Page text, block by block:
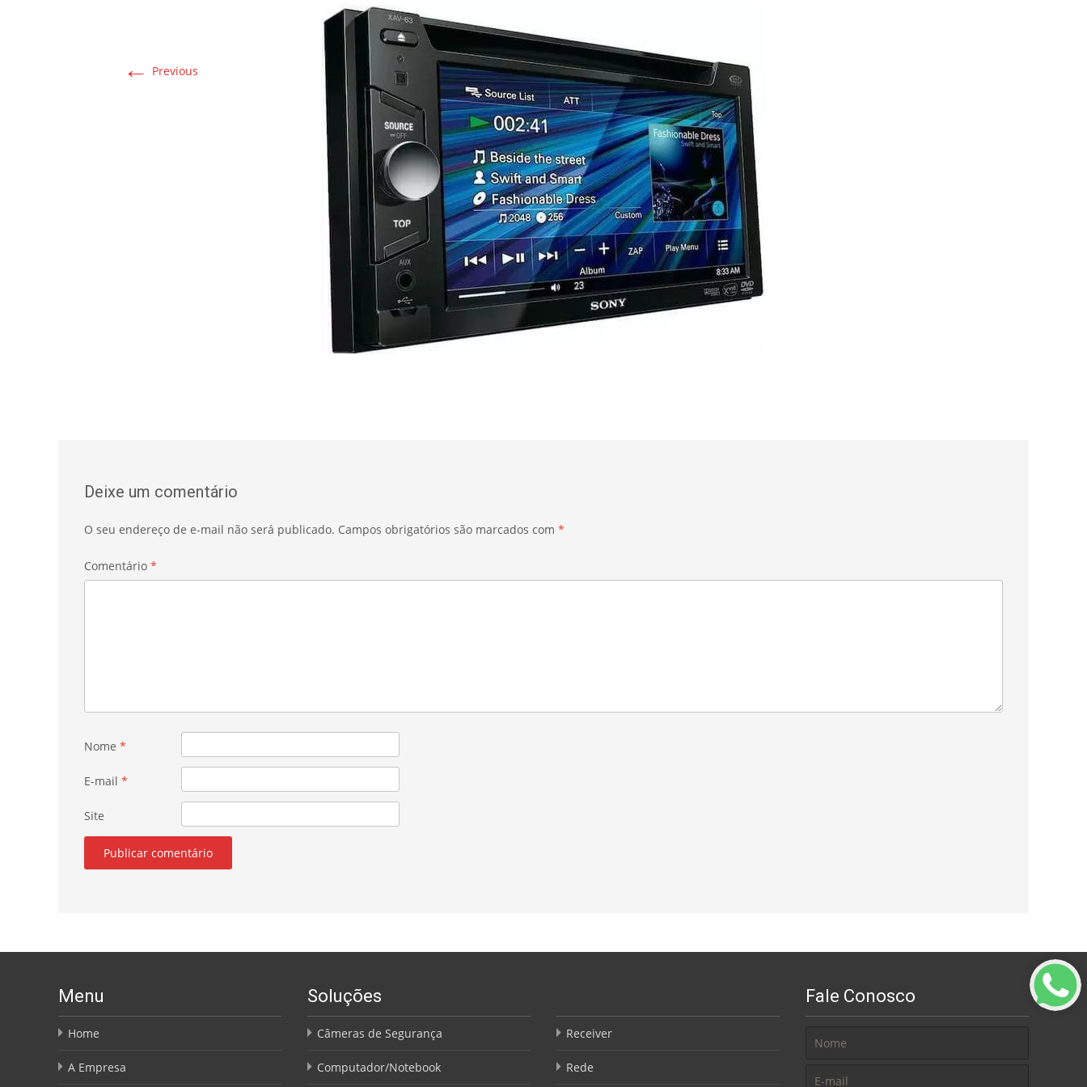
← Previous
Deixe um comentário
O seu endereço de e-mail não será publicado. Campos obrigatórios são marcados com *
Comentário *
Nome *
E-mail *
Site
Menu
Home
A Empresa
Soluções
Câmeras de Segurança
Computador/Notebook
Receiver
Rede
Fale Conosco